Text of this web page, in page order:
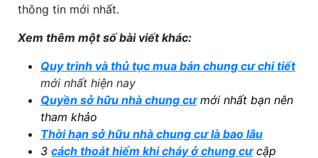
thông tin mới nhất.
Xem thêm một số bài viết khác:
Quy trình và thủ tục mua bán chung cư chi tiết
mới nhất hiện nay
Quyền sở hữu nhà chung cưmới nhất bạn nên
tham khảo
Thời hạn sở hữu nhà chung cư là bao lâu
3 cách thoát hiểm khi cháy ở chung cưcập